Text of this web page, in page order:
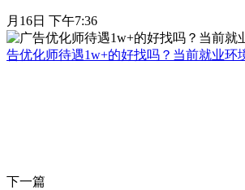
月16日 下午7:36
告优化师待遇1w+的好找吗？当前就业环
下一篇